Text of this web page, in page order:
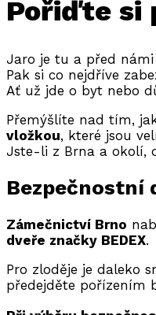
Pořiďte si
Jaro je tu a před
Pak si co nejdříve
Ať už jde o byt nebo
Přemýšlíte nad tím,
vložkou, které jsou
Jste-li z Brna a okolí,
Bezpečnostní
Zámečnictví Brno
dveře značky BEDEX.
Pro zloděje je daleko
předejděte pořízením